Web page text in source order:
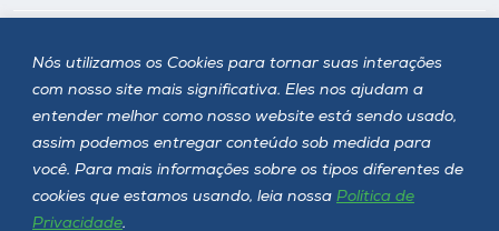
Nós utilizamos os Cookies para tornar suas interações
com nosso site mais significativa. Eles nos ajudam a
entender melhor como nosso website está sendo usado,
assim podemos entregar conteúdo sob medida para
você. Para mais informações sobre os tipos diferentes de
cookies que estamos usando, leia nossa Política de
Privacidade.
Siga a Unoesc